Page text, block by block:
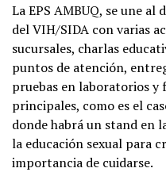
La EPS AMBUQ, se une
del VIH/SIDA con varias
sucursales, charlas
puntos de atención,
pruebas en laboratorios y
principales, como es el
donde habrá un stand en
la educación sexual para
importancia de cuidarse.